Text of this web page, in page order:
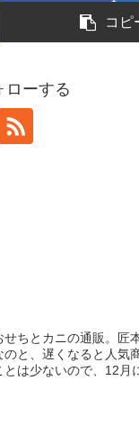
コピ
ローする
ちとカニの通販。匠
と、遅くなると人気
は少ないので、12月